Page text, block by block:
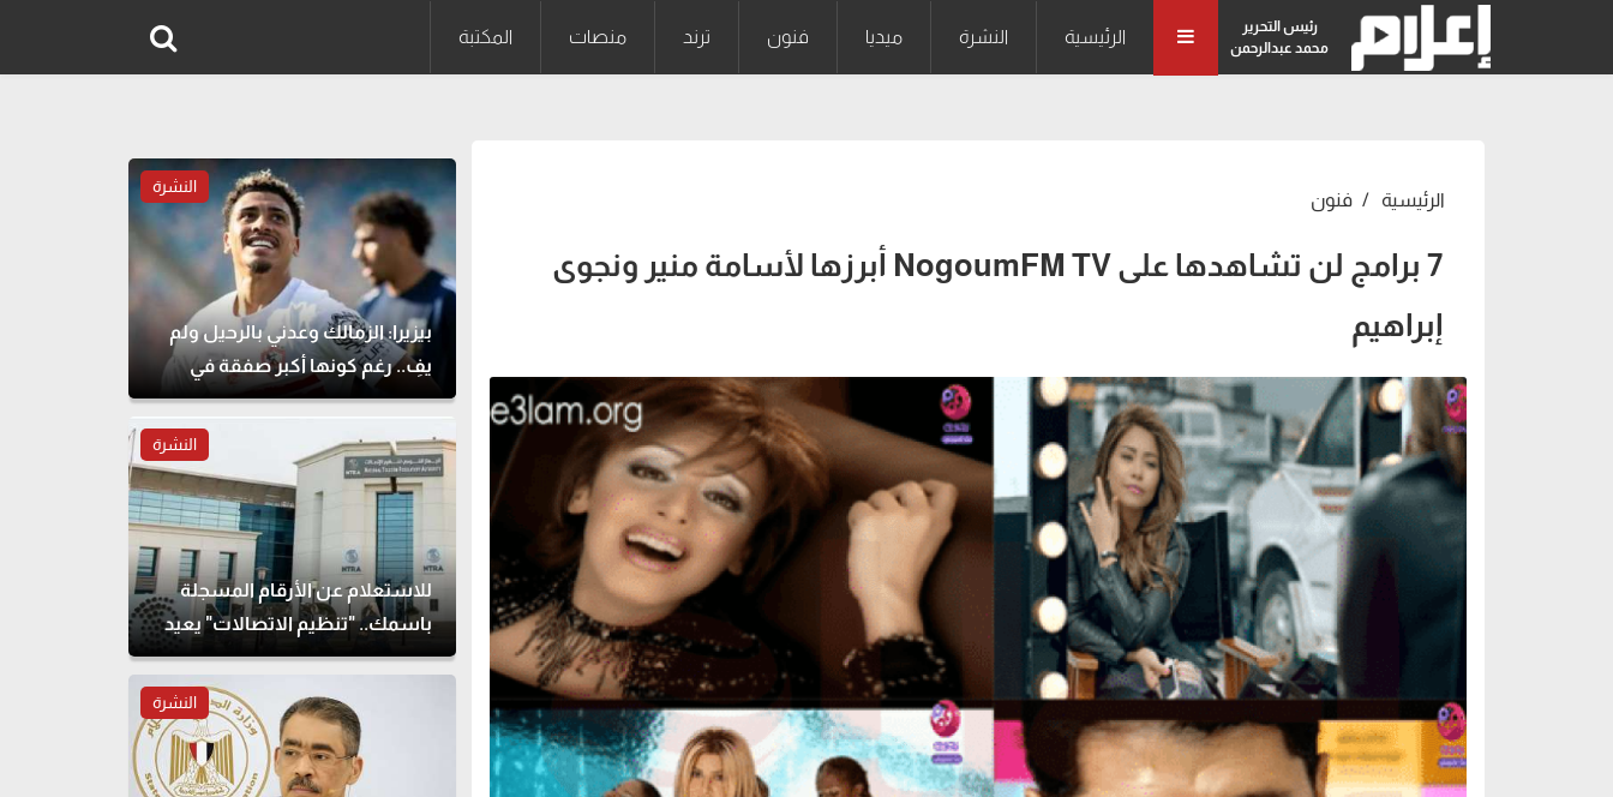
رئيس التحرير
محمد عبدالرحمن
الرئيسية النشرة ميديا فنون ترند منصات المكتبة
الرئيسية فنون
7 برامج لن تشاهدها على NogoumFM TV أبرزها لأسامة منير ونجوى
إبراهيم
النشرة
بيزيرا: الزمالك وعدني بالرحيل ولم
يفِ.. رغم كونها أكبر صفقة في
تاريخه
النشرة
للاستعلام عن الأرقام المسجلة
باسمك.. "تنظيم الاتصالات" يعيد
إتاحة خدمة "أرقامي" عبر My
النشرة